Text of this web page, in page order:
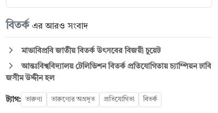
বিতর্ক এর আরও সংবাদ
মাভাবিপ্রবি জাতীয় বিতর্ক উৎসবের বিজয়ী চুয়েট
আন্তঃবিশ্ববিদ্যালয় টেলিভিশন বিতর্ক প্রতিযোগিতায় চ্যাম্পিয়ন ঢাবি
জসীম উদ্দীন হল
ট্যাগ: তারুণ্য তারুণ্যের অগ্রদূত প্রতিযোগিতা বিতর্ক